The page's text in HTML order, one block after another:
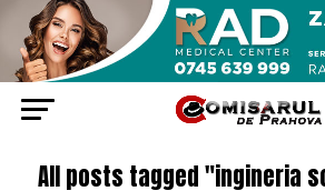
All posts tagged "ingineria